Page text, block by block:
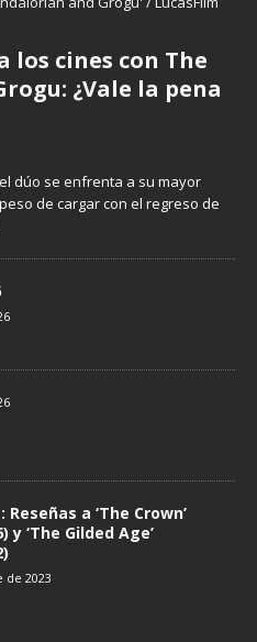
los cines con The
¿Vale la pena
dúo se enfrenta a su mayor
de cargar con el regreso de
a ‘The Crown’
y ‘The Gilded Age’
2023